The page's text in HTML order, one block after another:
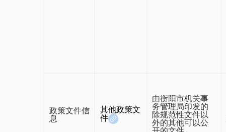
政策文件信
息
其他政策文
件
由衡阳市机关事
务管理局印发的
除规范性文件以
外的其他可以公